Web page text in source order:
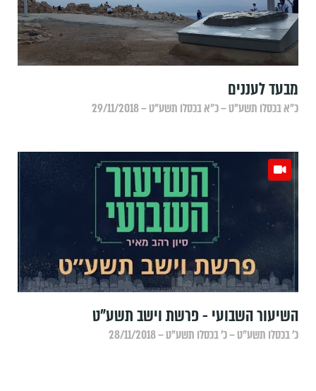
מבעד לעננים
כ״א בכסלו תשע״ט – כ״א בכסלו תשע״ט – 29/11/2018
השיעור השבועי - פרשת וישב תשע"ט
כ׳ בכסלו תשע״ט – כ׳ בכסלו תשע״ט – 28/11/2018